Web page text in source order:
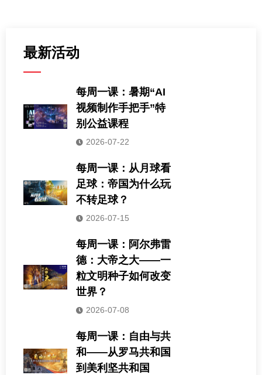
最新活动
每周一课：暑期“AI
视频制作手把手”特
别公益课程
2026-07-22
每周一课：从月球看
足球：帝国为什么玩
不转足球？
2026-07-15
每周一课：阿尔弗雷
德：大帝之大——一
粒文明种子如何改变
世界？
2026-07-08
每周一课：自由与共
和——从罗马共和国
到美利坚共和国